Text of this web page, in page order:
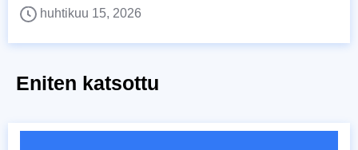
huhtikuu 15, 2026
Eniten katsottu